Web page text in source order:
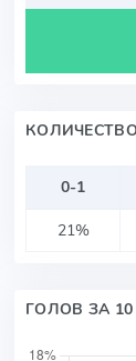
0-1
21%
ГОЛОВ ЗА